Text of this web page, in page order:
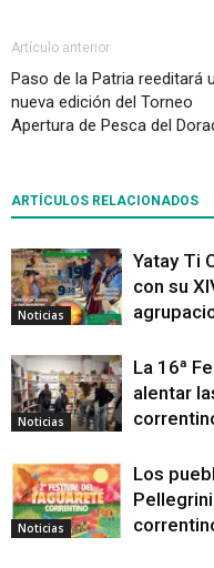
Artículo anterior
Paso de la Patria reeditará
nueva edición del Torneo
Apertura de Pesca del
ARTÍCULOS RELACIONADOS
Noticias
Yatay Ti
con su
Noticias
La 16ª
alentar
Noticias
Los